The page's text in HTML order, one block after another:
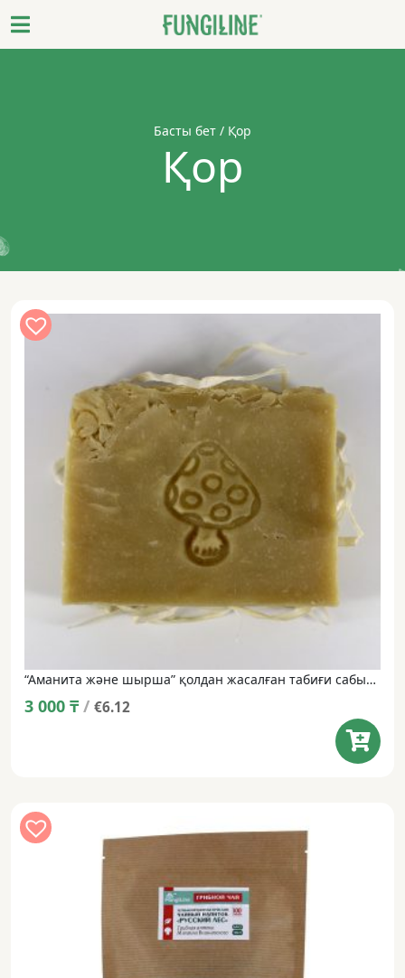
Басты бет / Қор
Қор
“Аманита және шырша” қолдан жасалған табиғи сабын • 100 г
3 000 ₸ / €6.12